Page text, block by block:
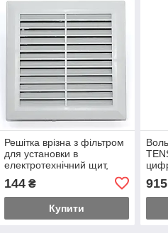
Решітка врізна з фільтром
для установки в
електротехнічний щит,
144₴
Купити
915